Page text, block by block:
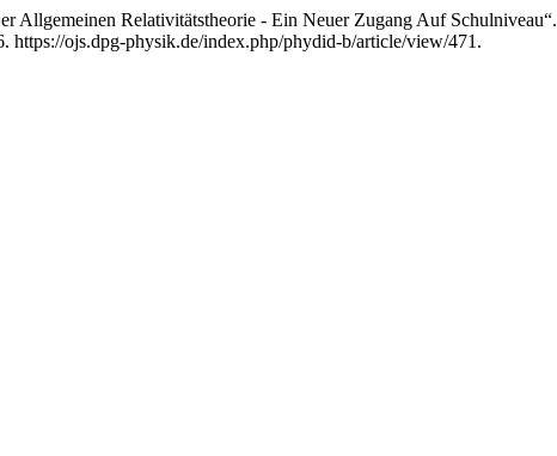
Allgemeinen Relativitätstheorie - Ein Neuer Zugang Auf Schulniveau“.
https://ojs.dpg-physik.de/index.php/phydid-b/article/view/471.